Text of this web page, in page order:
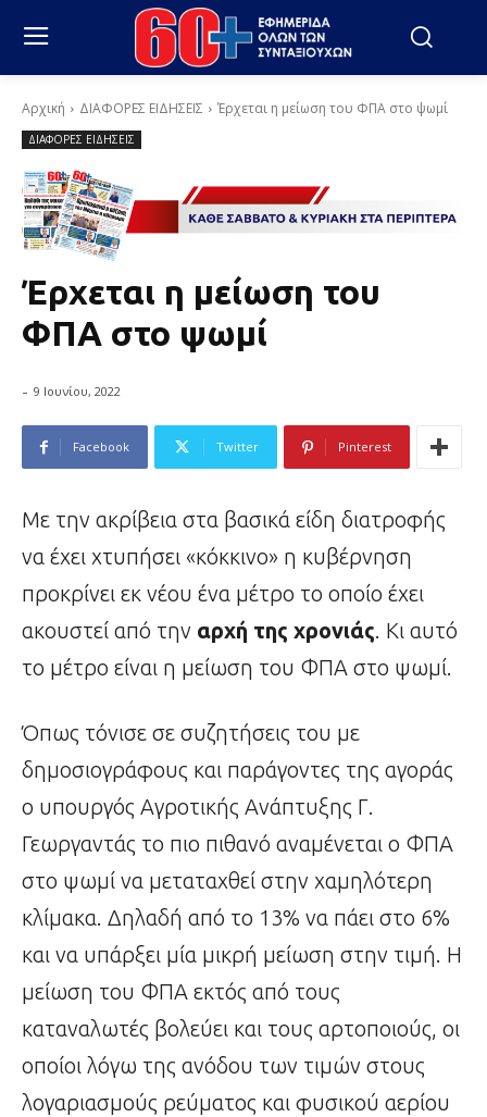
Αρχική ΔΙΑΦΟΡΕΣ ΕΙΔΗΣΕΙΣ Έρχεται η μείωση του ΦΠΑ στο ψωμί
ΔΙΑΦΟΡΕΣ ΕΙΔΗΣΕΙΣ
Έρχεται η μείωση του
ΦΠΑ στο ψωμί
- 9 Ιουνίου, 2022
Facebook Twitter Pinterest
Με την ακρίβεια στα βασικά είδη διατροφής
να έχει χτυπήσει «κόκκινο» η κυβέρνηση
προκρίνει εκ νέου ένα μέτρο το οποίο έχει
ακουστεί από την αρχή της χρονιάς. Κι αυτό
το μέτρο είναι η μείωση του ΦΠΑ στο ψωμί.
Όπως τόνισε σε συζητήσεις του με
δημοσιογράφους και παράγοντες της αγοράς
ο υπουργός Αγροτικής Ανάπτυξης Γ.
Γεωργαντάς το πιο πιθανό αναμένεται ο ΦΠΑ
στο ψωμί να μεταταχθεί στην χαμηλότερη
κλίμακα. Δηλαδή από το 13% να πάει στο 6%
και να υπάρξει μία μικρή μείωση στην τιμή. Η
μείωση του ΦΠΑ εκτός από τους
καταναλωτές βολεύει και τους αρτοποιούς, οι
οποίοι λόγω της ανόδου των τιμών στους
λογαριασμούς ρεύματος και φυσικού αερίου